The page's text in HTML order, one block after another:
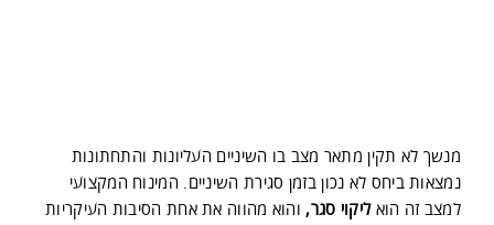
מנשך לא תקין מתאר מצב בו השיניים העליונות והתחתונות
נמצאות ביחס לא נכון בזמן סגירת השיניים. המינוח המקצועי
למצב זה הואליקוי סגר, והוא מהווה את אחת הסיבות העיקריות